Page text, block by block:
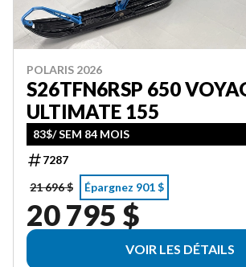
POLARIS 2026
S26TFN6RSP 650
ULTIMATE 155
83$/ SEM 84 MOIS
7287
21 696 $
Épargnez 901 $
20 795 $
VOIR LES DÉTAILS